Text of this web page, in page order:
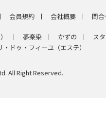
会員規約 会社概要 問合
夢楽染 かずの
ス
・ドゥ・フィーユ（エステ）
All Right Reserved.